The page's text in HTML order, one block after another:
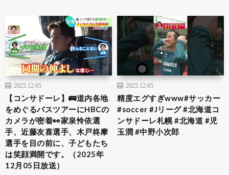
2025.12.05
【コンサドーレ】🚌道内各地
をめぐるバスツアーにHBCの
カメラが密着👀家泉怜依選
手、近藤友喜選手、木戸柊摩
選手を目の前に、子どもたち
は笑顔満開です。（2025年
12月05日放送）
2025.12.05
精度エグすぎwww#サッカー
#soccer #Jリーグ #北海道コ
ンサドーレ札幌 #北海道 #児
玉潤 #中野小次郎